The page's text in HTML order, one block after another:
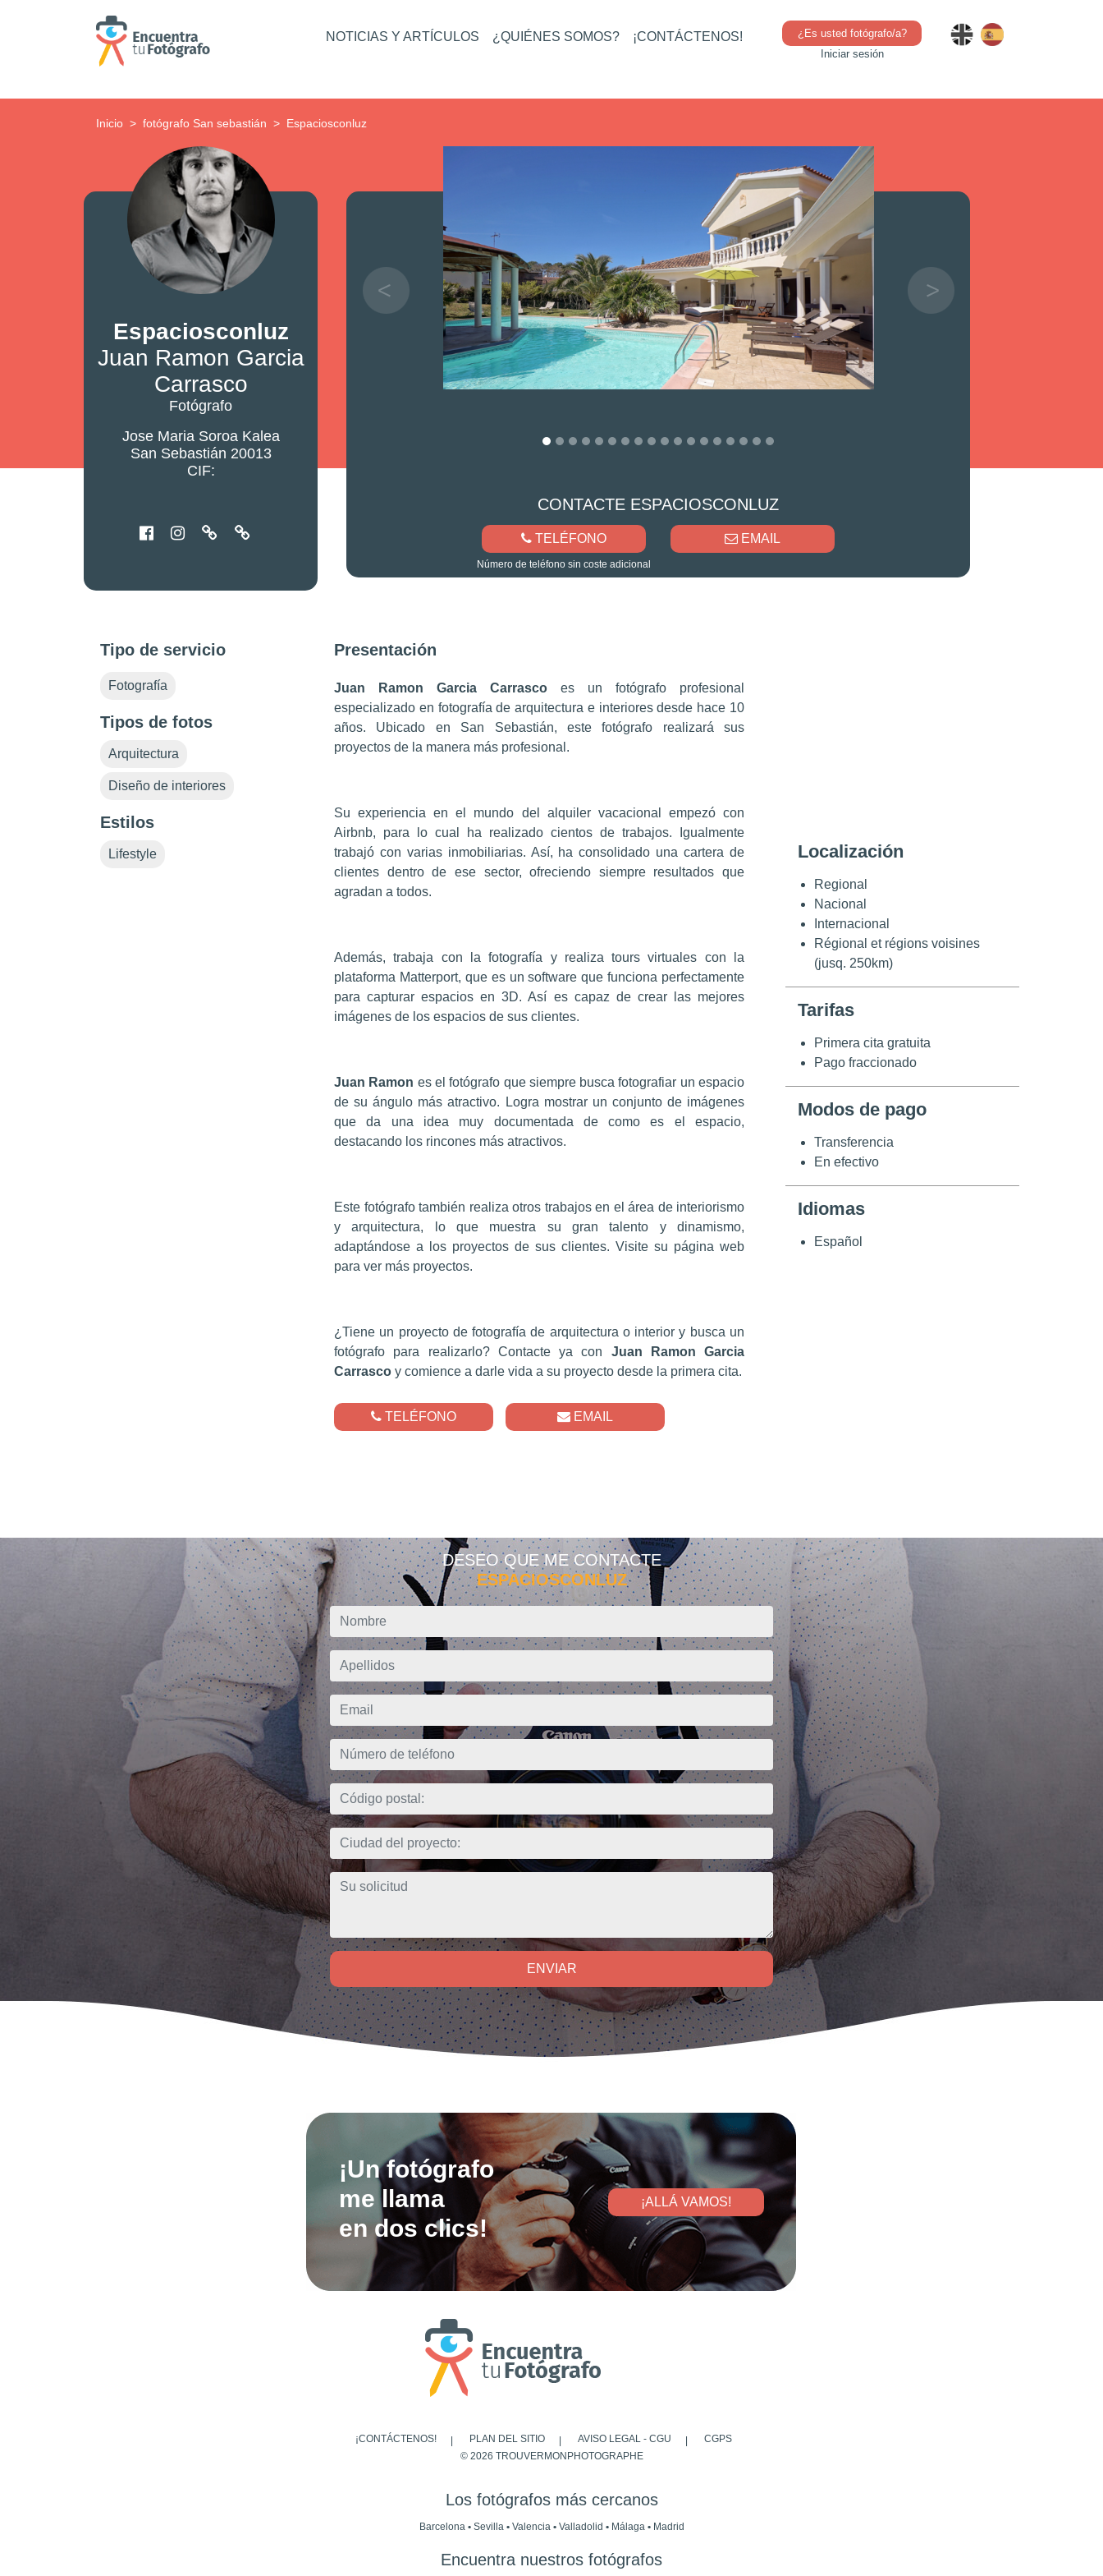
NOTICIAS Y ARTÍCULOS ¿QUIÉNES SOMOS? ¡CONTÁCTENOS!
¿Es usted fotógrafo/a?
Iniciar sesión
Inicio fotógrafo San sebastián Espaciosconluz
Espaciosconluz
Juan Ramon Garcia
Carrasco
Fotógrafo
Jose Maria Soroa Kalea
San Sebastián 20013
CIF:
CONTACTE ESPACIOSCONLUZ
TELÉFONO
Número de teléfono sin coste adicional
EMAIL
Tipo de servicio
Fotografía
Tipos de fotos
Arquitectura
Diseño de interiores
Estilos
Lifestyle
Presentación
Juan Ramon Garcia Carrasco es un fotógrafo profesional
especializado en fotografía de arquitectura e interiores desde hace 10
años. Ubicado en San Sebastián, este fotógrafo realizará sus
proyectos de la manera más profesional.
Su experiencia en el mundo del alquiler vacacional empezó con
Airbnb, para lo cual ha realizado cientos de trabajos. Igualmente
trabajó con varias inmobiliarias. Así, ha consolidado una cartera de
clientes dentro de ese sector, ofreciendo siempre resultados que
agradan a todos.
Además, trabaja con la fotografía y realiza tours virtuales con la
plataforma Matterport, que es un software que funciona perfectamente
para capturar espacios en 3D. Así es capaz de crear las mejores
imágenes de los espacios de sus clientes.
Juan Ramon es el fotógrafo que siempre busca fotografiar un espacio
de su ángulo más atractivo. Logra mostrar un conjunto de imágenes
que da una idea muy documentada de como es el espacio,
destacando los rincones más atractivos.
Este fotógrafo también realiza otros trabajos en el área de interiorismo
y arquitectura, lo que muestra su gran talento y dinamismo,
adaptándose a los proyectos de sus clientes. Visite su página web
para ver más proyectos.
¿Tiene un proyecto de fotografía de arquitectura o interior y busca un
fotógrafo para realizarlo? Contacte ya con Juan Ramon Garcia
Carrasco y comience a darle vida a su proyecto desde la primera cita.
TELÉFONO EMAIL
Localización
Regional
Nacional
Internacional
Régional et régions voisines
(jusq. 250km)
Tarifas
Primera cita gratuita
Pago fraccionado
Modos de pago
Transferencia
En efectivo
Idiomas
Español
DESEO QUE ME CONTACTE
ESPACIOSCONLUZ
ENVIAR
¡Un fotógrafo
me llama
en dos clics!
¡ALLÁ VAMOS!
¡CONTÁCTENOS! PLAN DEL SITIO AVISO LEGAL - CGU
CGPS
© 2026 TROUVERMONPHOTOGRAPHE
Los fotógrafos más cercanos
Barcelona • Sevilla • Valencia • Valladolid • Málaga • Madrid
Encuentra nuestros fotógrafos